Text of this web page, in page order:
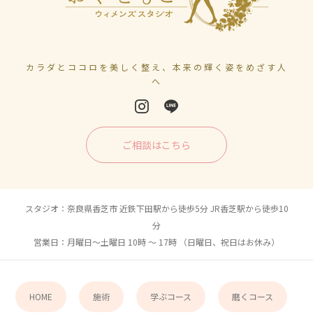
カラダとココロを美しく整え、本来の輝く姿をめざす人
へ
ご相談はこちら
スタジオ：奈良県香芝市 近鉄下田駅から徒歩5分 JR香芝駅から徒歩10
分
営業日：月曜日〜土曜日 10時 〜 17時 （日曜日、祝日はお休み）
HOME 施術 学ぶコース 磨くコース